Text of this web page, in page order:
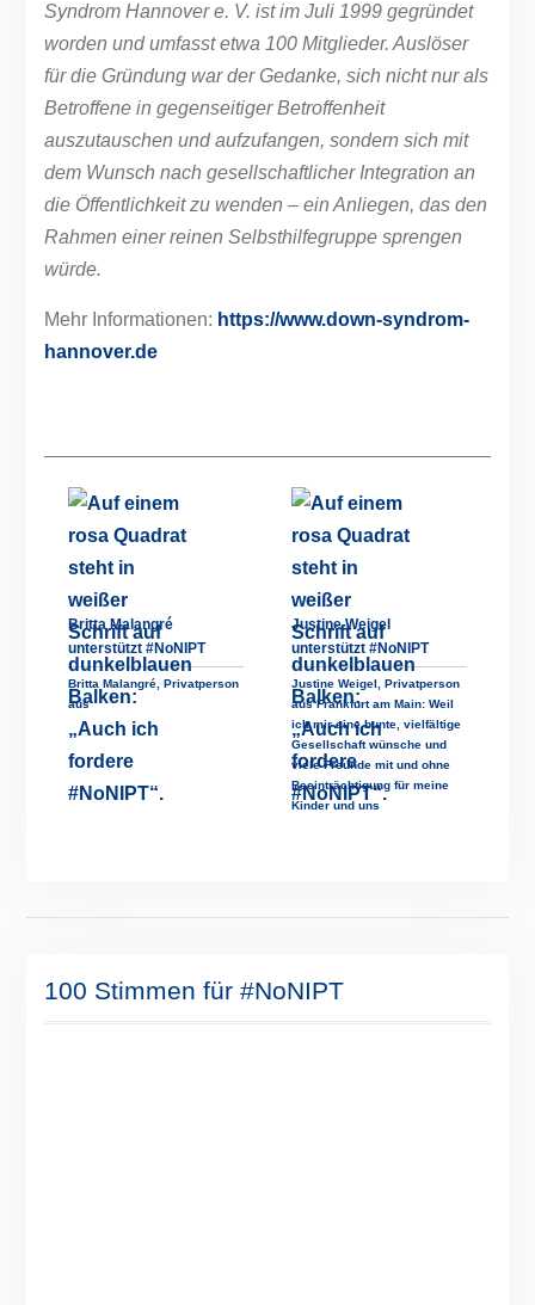
Syndrom Hannover e. V. ist im Juli 1999 gegründet
worden und umfasst etwa 100 Mitglieder. Auslöser
für die Gründung war der Gedanke, sich nicht nur als
Betroffene in gegenseitiger Betroffenheit
auszutauschen und aufzufangen, sondern sich mit
dem Wunsch nach gesellschaftlicher Integration an
die Öffentlichkeit zu wenden – ein Anliegen, das den
Rahmen einer reinen Selbsthilfegruppe sprengen
würde.
Mehr Informationen: https://www.down-syndrom-
hannover.de
Britta Malangré
unterstützt #NoNIPT
Britta Malangré, Privatperson
aus
Justine Weigel
unterstützt #NoNIPT
Justine Weigel, Privatperson
aus Frankfurt am Main: Weil
ich mir eine bunte, vielfältige
Gesellschaft wünsche und
viele Freunde mit und ohne
Beeinträchtigung für meine
Kinder und uns
100 Stimmen für #NoNIPT